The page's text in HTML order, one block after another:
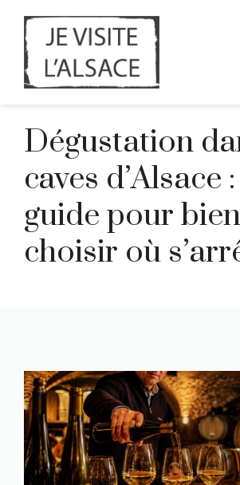
contenuDégustation
caves d’Alsace
guide pour bien
choisir où